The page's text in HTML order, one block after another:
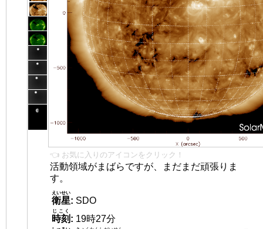
👈 お気に入りのアイコンをクリック！
活動領域がまばらですが、まだまだ頑張りま
す。
衛星
えいせい
: SDO
時刻
じこく
: 19時27分